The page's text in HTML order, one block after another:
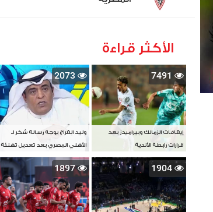
الأكثر قراءة
7491
إيقافات الزمالك وبيراميدز بعد
قرارات رابطة الأندية
2073
وليد الفراج يوجه رسالة شكر لـ
الأهلي المصري بعد تعديل تهنئة
بطل آسيا
1904
1897